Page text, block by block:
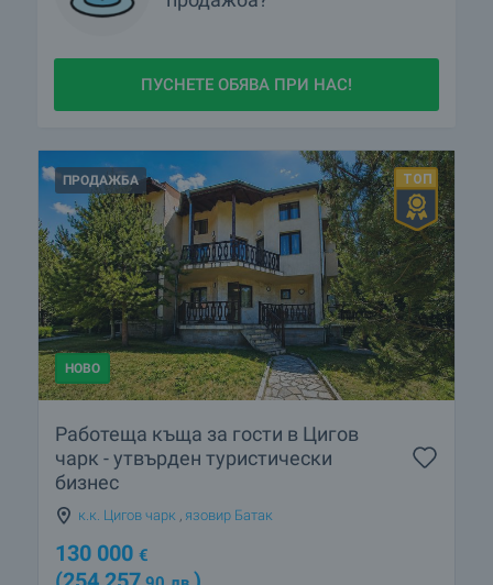
ПУСНЕТЕ ОБЯВА ПРИ НАС!
ПРОДАЖБА
НОВО
Работеща къща за гости в Цигов
чарк - утвърден туристически
бизнес
к.к. Цигов чарк язовир Батак
130 000 €